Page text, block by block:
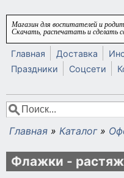
Перейти к основному
Магазин для воспитателей и
Скачать, распечатать и сделать
Главная Доставка
Праздники
Соцсети
Форма поиска
Поиск
Вы здесь
Главная » Каталог »
Флажки -